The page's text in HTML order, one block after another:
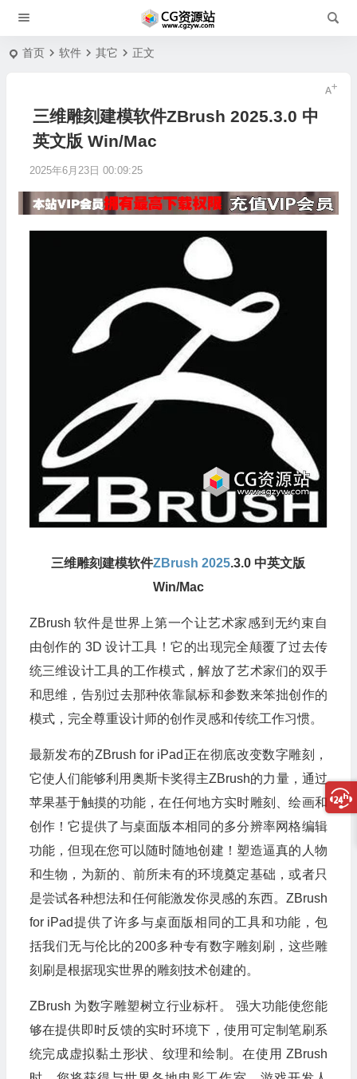
首页 软件 其它 正文
三维雕刻建模软件ZBrush 2025.3.0 中
英文版 Win/Mac
2025年6月23日 00:09:25
三维雕刻建模软件ZBrush 2025.3.0 中英文版
Win/Mac
ZBrush 软件是世界上第一个让艺术家感到无约束自
由创作的 3D 设计工具！它的出现完全颠覆了过去传
统三维设计工具的工作模式，解放了艺术家们的双手
和思维，告别过去那种依靠鼠标和参数来笨拙创作的
模式，完全尊重设计师的创作灵感和传统工作习惯。
最新发布的ZBrush for iPad正在彻底改变数字雕刻，
它使人们能够利用奥斯卡奖得主ZBrush的力量，通过
苹果基于触摸的功能，在任何地方实时雕刻、绘画和
创作！它提供了与桌面版本相同的多分辨率网格编辑
功能，但现在您可以随时随地创建！塑造逼真的人物
和生物，为新的、前所未有的环境奠定基础，或者只
是尝试各种想法和任何能激发你灵感的东西。ZBrush
for iPad提供了许多与桌面版相同的工具和功能，包
括我们无与伦比的200多种专有数字雕刻刷，这些雕
刻刷是根据现实世界的雕刻技术创建的。
ZBrush 为数字雕塑树立行业标杆。 强大功能使您能
够在提供即时反馈的实时环境下，使用可定制笔刷系
统完成虚拟黏土形状、纹理和绘制。在使用 ZBrush